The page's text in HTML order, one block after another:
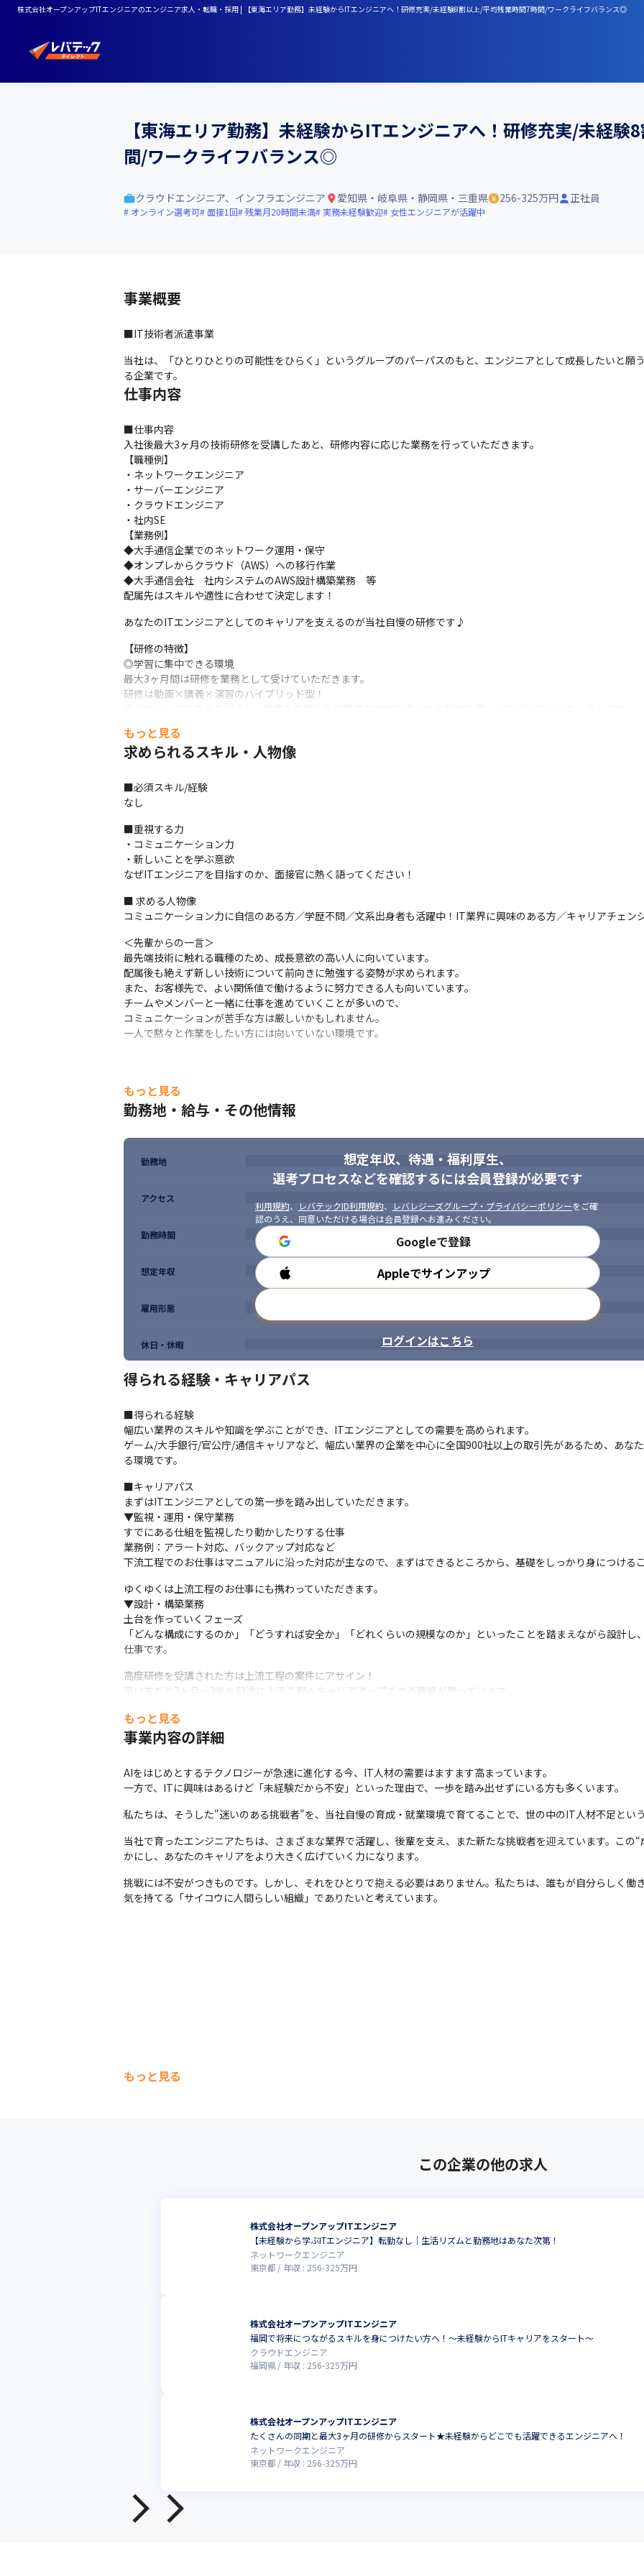
株式会社オープンアップITエンジニアのエンジニア求人・転職・採用 | 【東海エリア勤務】未経験からITエンジニアへ！研修充実/未経験8割以上/平均残業時間7時間/ワークライフバランス◎
【東海エリア勤務】未経験からITエンジニアへ！研修充実/未経験
間/ワークライフバランス◎
クラウドエンジニア、インフラエンジニア 愛知県・岐阜県・静岡県・三重県 256-325万円 正社員
オンライン選考可 面接1回 残業月20時間未満 実務未経験歓迎 女性エンジニアが活躍中
事業概要
■IT技術者派遣事業
当社は、「ひとりひとりの可能性をひらく」というグループのパーパスのもと、エンジニアとして成長したいと願
る企業です。
仕事内容
■仕事内容
入社後最大3ヶ月の技術研修を受講したあと、研修内容に応じた業務を行っていただきます。
【職種例】
・ネットワークエンジニア
・サーバーエンジニア
・クラウドエンジニア
・社内SE
【業務例】
◆大手通信企業でのネットワーク運用・保守
◆オンプレからクラウド（AWS）への移行作業
◆大手通信会社　社内システムのAWS設計構築業務　等
配属先はスキルや適性に合わせて決定します！
あなたのITエンジニアとしてのキャリアを支えるのが当社自慢の研修です♪
【研修の特徴】
◎学習に集中できる環境
最大3ヶ月間は研修を業務として受けていただきます。
研修は動画×講義×演習のハイブリッド型！
◎給与をもらいながら学べる
ITスクールに通うと給与がなかったり、受講料がかかったりしますが、
◎段階的な研修で無理なく学ぶ
入社後は基礎を学ぶ研修（約1ヶ月）からスタート。
修了後、すぐに現場で活躍することも可能ですし、
より専門的な知識・技術を習得する高度な研修（2ヶ月間）に進むことも！
▼ITエンジニアを目指すEssentials（基礎研修）
CCNAコース
LPICコース
System Engineerコース
▼上流工程を目指すAdvanced（高度）
Azureコース
Server Engineerコース
Network Engineerコース
もっと見る
求められるスキル・人物像
■必須スキル/経験
なし
■重視する力
・コミュニケーション力
・新しいことを学ぶ意欲
なぜITエンジニアを目指すのか、面接官に熱く語ってください！
■ 求める人物像
コミュニケーション力に自信のある方／学歴不問／文系出身者も活躍中！IT業界に興味のある方／キャリアチェン
＜先輩からの一言＞
最先端技術に触れる職種のため、成長意欲の高い人に向いています。
配属後も絶えず新しい技術について前向きに勉強する姿勢が求められます。
また、お客様先で、よい関係値で働けるように努力できる人も向いています。
チームやメンバーと一緒に仕事を進めていくことが多いので、
コミュニケーションが苦手な方は厳しいかもしれません。
一人で黙々と作業をしたい方には向いていない環境です。
もっと見る
勤務地・給与・その他情報
想定年収、待遇・福利厚生、
選考プロセスなどを確認するには会員登録が必要です
利用規約、 レバテックID利用規約、 レバレジーズグループ・プライバシーポリシーをご確
認のうえ、同意いただける場合は会員登録へお進みください。
Googleで登録
Appleでサインアップ
ログインはこちら
勤務地
アクセス
勤務時間
想定年収
雇用形態
休日・休暇
得られる経験・キャリアパス
■得られる経験
幅広い業界のスキルや知識を学ぶことができ、ITエンジニアとしての需要を高められます。
ゲーム/大手銀行/官公庁/通信キャリアなど、幅広い業界の企業を中心に全国900社以上の取引先があるため、あな
る環境です。
■キャリアパス
まずはITエンジニアとしての第一歩を踏み出していただきます。
▼監視・運用・保守業務
すでにある仕組を監視したり動かしたりする仕事
業務例：アラート対応、バックアップ対応など
下流工程でのお仕事はマニュアルに沿った対応が主なので、まずはできるところから、基礎をしっかり身につけるこ
ゆくゆくは上流工程のお仕事にも携わっていただきます。
▼設計・構築業務
土台を作っていくフェーズ
「どんな構成にするのか」「どうすれば安全か」「どれくらいの規模なのか」といったことを踏まえながら設計
仕事です。
高度研修を受講された方は上流工程の案件にアサイン！
早い方だと3ヶ月～3年を目途に上流工程へキャリアアップできる環境が整っています。
もっと見る
事業内容の詳細
AIをはじめとするテクノロジーが急速に進化する今、IT人材の需要はますます高まっています。
一方で、ITに興味はあるけど「未経験だから不安」といった理由で、一歩を踏み出せずにいる方も多くいます。
私たちは、そうした"迷いのある挑戦者"を、当社自慢の育成・就業環境で育てることで、世の中のIT人材不足とい
当社で育ったエンジニアたちは、さまざまな業界で活躍し、後輩を支え、また新たな挑戦者を迎えています。この
かにし、あなたのキャリアをより大きく広げていく力になります。
挑戦には不安がつきものです。しかし、それをひとりで抱える必要はありません。私たちは、誰もが自分らしく働
気を持てる「サイコウに人間らしい組織」でありたいと考えています。
もっと見る
この企業の他の求人
株式会社オープンアップITエンジニア
【未経験から学ぶITエンジニア】転勤なし｜生活リズムと勤務地はあなた次第！
ネットワークエンジニア
東京都
年収 : 256-325万円
株式会社オープンアップITエンジニア
福岡で将来につながるスキルを身につけたい方へ！～未経験からITキャリアをスタート～
クラウドエンジニア
福岡県
年収 : 256-325万円
株式会社オープンアップITエンジニア
たくさんの同期と最大3ヶ月の研修からスタート★未経験からどこでも活躍できるエンジニアへ！
ネットワークエンジニア
東京都
年収 : 256-325万円